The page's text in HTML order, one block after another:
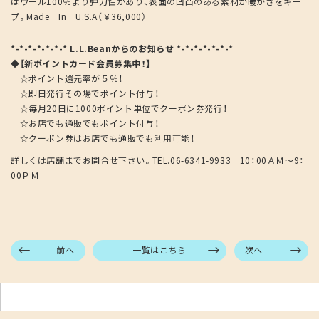
プ。Made In U.S.A（￥36,000）
*-*-*-*-*-*-* L.L.Beanからのお知らせ *-*-*-*-*-*-*
◆【新ポイントカード会員募集中！】
☆ポイント還元率が５％！
☆即日発行その場でポイント付与！
☆毎月20日に1000ポイント単位でクーポン券発行！
☆お店でも通販でもポイント付与！
☆クーポン券はお店でも通販でも利用可能！
詳しくは店舗までお問合せ下さい。TEL.06-6341-9933 10：00ＡＭ～9：
00ＰＭ
前へ 一覧はこちら 次へ